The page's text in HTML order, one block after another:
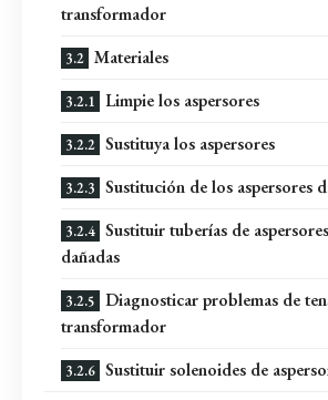
transformador
Materiales
Limpie los aspersores
Sustituya los aspersores
Sustitución de los aspersores
Sustituir tuberías de
dañadas
Diagnosticar problemas de
transformador
Sustituir solenoides de